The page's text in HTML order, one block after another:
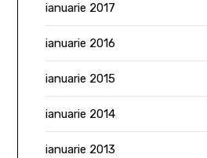
ianuarie 2017
ianuarie 2016
ianuarie 2015
ianuarie 2014
ianuarie 2013